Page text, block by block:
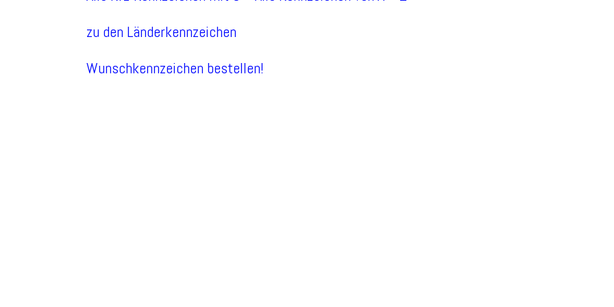
zu den Länderkennzeichen
Wunschkennzeichen bestellen!